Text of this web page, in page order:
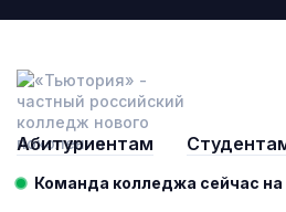
Абитуриентам
Команда колледжа сейчас на